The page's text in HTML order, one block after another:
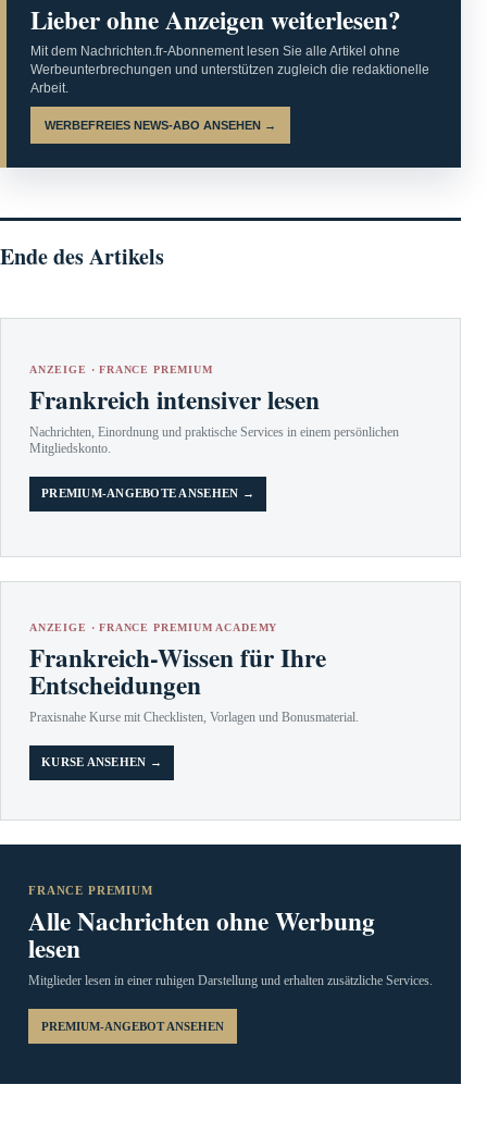
Lieber ohne Anzeigen weiterlesen?
Mit dem Nachrichten.fr-Abonnement lesen Sie alle Artikel ohne
Werbeunterbrechungen und unterstützen zugleich die redaktionelle
Arbeit.
WERBEFREIES NEWS-ABO ANSEHEN →
Ende des Artikels
ANZEIGE · FRANCE PREMIUM
Frankreich intensiver lesen
Nachrichten, Einordnung und praktische Services in einem persönlichen
Mitgliedskonto.
PREMIUM-ANGEBOTE ANSEHEN →
ANZEIGE · FRANCE PREMIUM ACADEMY
Frankreich-Wissen für Ihre
Entscheidungen
Praxisnahe Kurse mit Checklisten, Vorlagen und Bonusmaterial.
KURSE ANSEHEN →
FRANCE PREMIUM
Alle Nachrichten ohne Werbung
lesen
Mitglieder lesen in einer ruhigen Darstellung und erhalten zusätzliche Services.
PREMIUM-ANGEBOT ANSEHEN